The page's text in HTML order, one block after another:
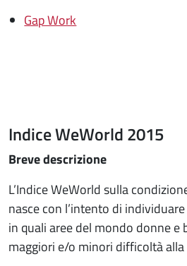
Gap Work
Indice WeWorld 2015
Breve descrizione
L’Indice WeWorld sulla
nasce con l’intento di
in quali aree del mondo donne e
maggiori e/o minori difficoltà